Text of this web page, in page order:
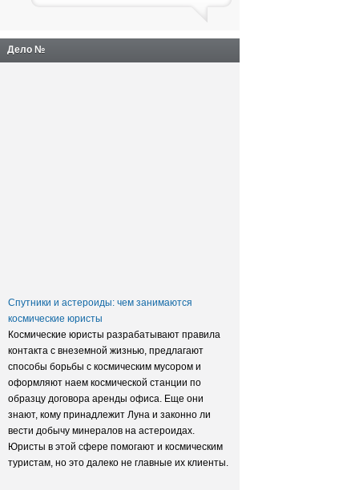
Дело №
Спутники и астероиды: чем занимаются
космические юристы
Космические юристы разрабатывают правила
контакта с внеземной жизнью, предлагают
способы борьбы с космическим мусором и
оформляют наем космической станции по
образцу договора аренды офиса. Еще они
знают, кому принадлежит Луна и законно ли
вести добычу минералов на астероидах.
Юристы в этой сфере помогают и космическим
туристам, но это далеко не главные их клиенты.